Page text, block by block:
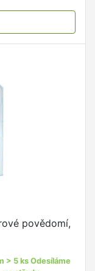
povědomí,
> 5 ks Odesíláme